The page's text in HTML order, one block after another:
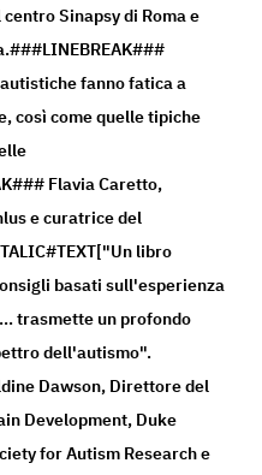
Sinapsy di Roma e
fanno fatica a
così come quelle tipiche
Flavia Caretto,
e curatrice del
libro
basati sull'esperienza
trasmette un profondo
dell'autismo".
Dawson, Direttore del
Development, Duke
for Autism Research e